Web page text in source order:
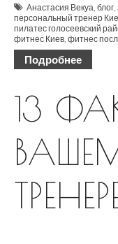
Анастасия Векуа, блог,
персональный тренер
пилатес голосеевский
фитнес Киев, фитнес
Подробнее
13